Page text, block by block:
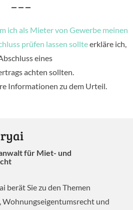
– – –
ich als Mieter von Gewerbe meinen
prüfen lassen sollteerkläre ich,
eines
achten sollten.
Informationen zu dem Urteil.
für Miet- und
berät Sie zu den Themen
und